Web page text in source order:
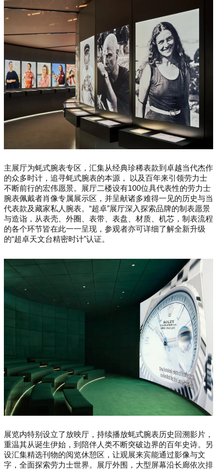
主展厅为蚝式腕表专区，汇集从经典珍稀表款到卓越当代杰作
的众多时计，追寻蚝式腕表的本源， 以及百年来引领劳力士
不断前行的宏伟愿景。展厅二楼设有100位具代表性的劳力士
腕表佩戴者肖像专属展示区，并呈献诸多难得一见的历史与当
代表款及藏家私人腕表。“超卓”展厅深入探索品牌的制表愿景
与造诣，从表壳、外圈、表带、表盘、材质、机芯，制表流程
的各个环节皆在此一一呈现，参观者亦可详细了解全新升级
的“超卓天文台精密时计”认证。
展览内特别设立了放映厅，持续播放蚝式腕表历史回溯影片，
重温其从诞生伊始，到陪伴人类不断突破边界的百年史诗。另
设汇集精选刊物的阅览休憩区，让观展来宾能通过影像与文
字，全面探索劳力士世界。展厅外围，大型屏幕沿长廊依次排